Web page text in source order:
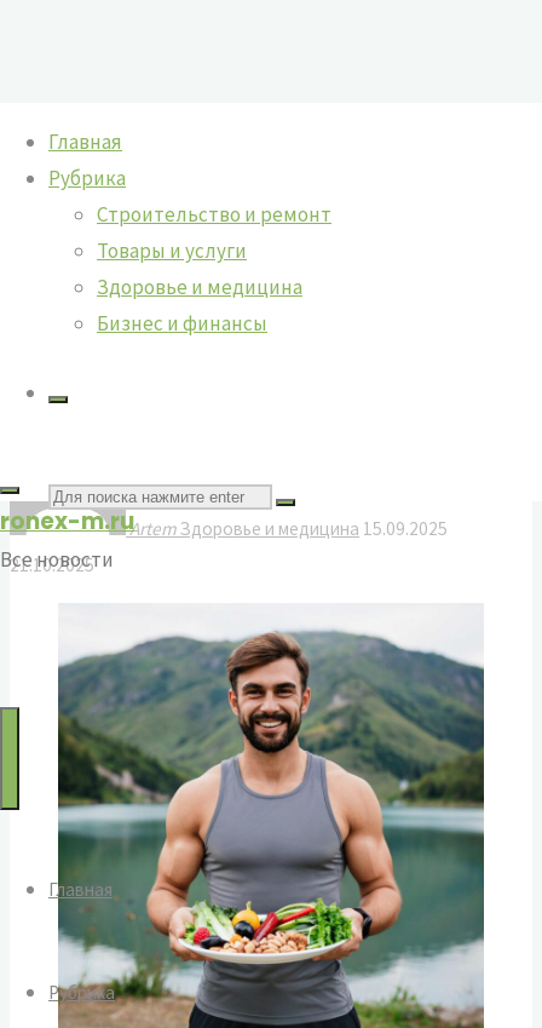
содержимому
Главная
Рубрика
Строительство и ремонт
Товары и услуги
Здоровье и медицина
Бизнес и финансы
Поиск
по:
ronex-m.ru
Все новости
Главная
Рубрика
Правильное питание для энергии:
ArtemЗдоровье и медицина 15.09.2025
21.10.2025